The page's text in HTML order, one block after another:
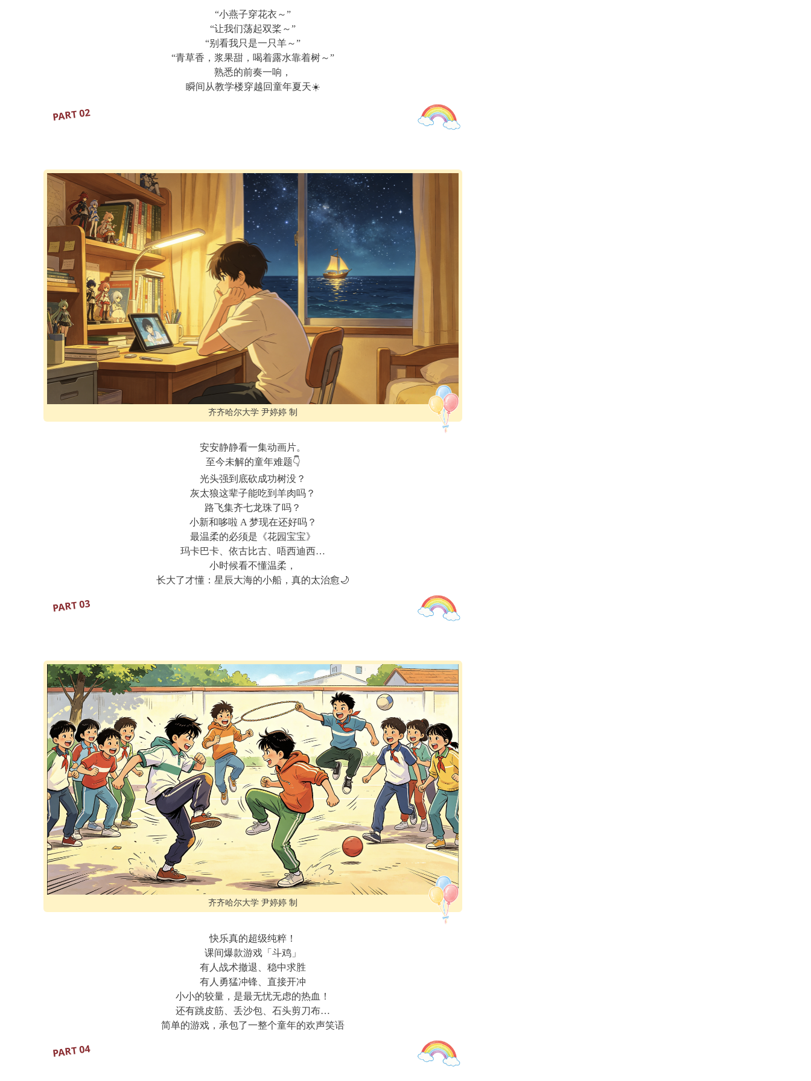
“小燕子穿花衣～”
“让我们荡起双桨～”
“别看我只是一只羊～”
“青草香，浆果甜，喝着露水靠着树～”
熟悉的前奏一响，
瞬间从教学楼穿越回童年夏天☀️
PART 02
齐齐哈尔大学 尹婷婷 制
安安静静看一集动画片。
至今未解的童年难题👇
光头强到底砍成功树没？
灰太狼这辈子能吃到羊肉吗？
路飞集齐七龙珠了吗？
小新和哆啦 A 梦现在还好吗？
最温柔的必须是《花园宝宝》
玛卡巴卡、依古比古、唔西迪西…
小时候看不懂温柔，
长大了才懂：星辰大海的小船，真的太治愈🌙
PART 03
齐齐哈尔大学 尹婷婷 制
快乐真的超级纯粹！
课间爆款游戏「斗鸡」
有人战术撤退、稳中求胜
有人勇猛冲锋、直接开冲
小小的较量，是最无忧无虑的热血！
还有跳皮筋、丢沙包、石头剪刀布…
简单的游戏，承包了一整个童年的欢声笑语
PART 04